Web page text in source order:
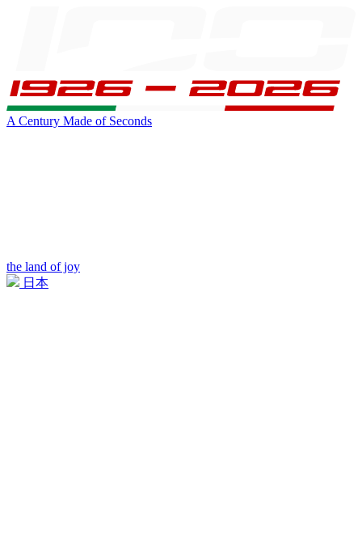
A Century Made of Seconds
the land of joy
日本